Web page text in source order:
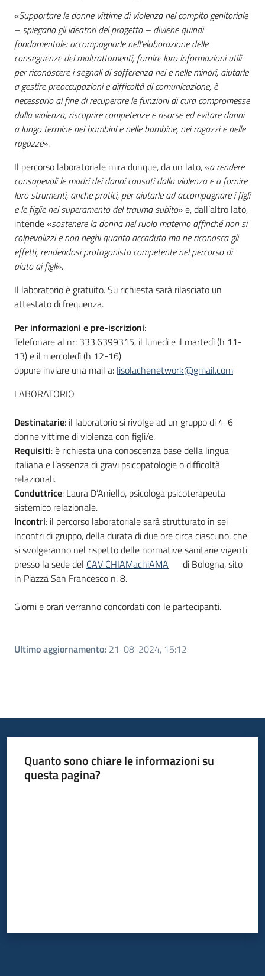
«Supportare le donne vittime di violenza nel compito genitoriale
– spiegano gli ideatori del progetto – diviene quindi
fondamentale: accompagnarle nell’elaborazione delle
conseguenze dei maltrattamenti, fornire loro informazioni utili
per riconoscere i segnali di sofferenza nei e nelle minori, aiutarle
a gestire preoccupazioni e difficoltà di comunicazione, è
necessario al fine di recuperare le funzioni di cura compromesse
dalla violenza, riscoprire competenze e risorse ed evitare danni
a lungo termine nei bambini e nelle bambine, nei ragazzi e nelle
ragazze».
Il percorso laboratoriale mira dunque, da un lato, «a rendere
consapevoli le madri dei danni causati dalla violenza e a fornire
loro strumenti, anche pratici, per aiutarle ad accompagnare i figli
e le figlie nel superamento del trauma subìto» e, dall’altro lato,
intende «sostenere la donna nel ruolo materno affinché non si
colpevolizzi e non neghi quanto accaduto ma ne riconosca gli
effetti, rendendosi protagonista competente nel percorso di
aiuto ai figli».
Il laboratorio è gratuito. Su richiesta sarà rilasciato un
attestato di frequenza.
Per informazioni e pre-iscrizioni:
Telefonare al nr: 333.6399315, il lunedì e il martedì (h 11-
13) e il mercoledì (h 12-16)
oppure inviare una mail a: lisolachenetwork@gmail.com
LABORATORIO
Destinatarie: il laboratorio si rivolge ad un gruppo di 4-6
donne vittime di violenza con figli/e.
Requisiti: è richiesta una conoscenza base della lingua
italiana e l’assenza di gravi psicopatologie o difficoltà
relazionali.
Conduttrice: Laura D’Aniello, psicologa psicoterapeuta
sistemico relazionale.
Incontri: il percorso laboratoriale sarà strutturato in sei
incontri di gruppo, della durata di due ore circa ciascuno, che
si svolgeranno nel rispetto delle normative sanitarie vigenti
presso la sede del CAV CHIAMachiAMA
di Bologna, sito
in Piazza San Francesco n. 8.
Giorni e orari verranno concordati con le partecipanti.
Ultimo aggiornamento: 21-08-2024, 15:12
Quanto sono chiare le informazioni su
questa pagina?